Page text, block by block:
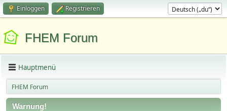
Einloggen Registrieren
FHEM Forum
Hauptmenü
FHEM Forum
Warnung!